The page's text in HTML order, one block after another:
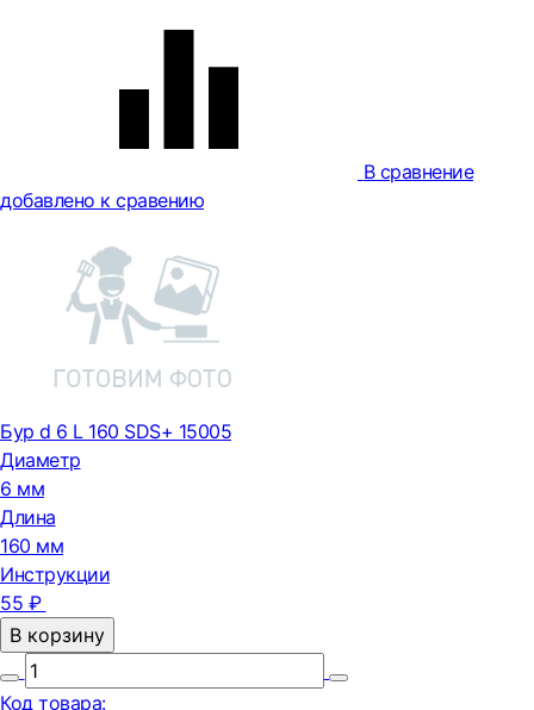
В сравнение
добавлено к сравению
Бур d 6 L 160 SDS+ 15005
Диаметр
6 мм
Длина
160 мм
Инструкции
55 ₽
В корзину
Код товара: